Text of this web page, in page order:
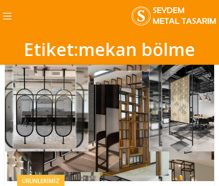
Etiket:mekan bölme
ÜRÜNLERIMIZ